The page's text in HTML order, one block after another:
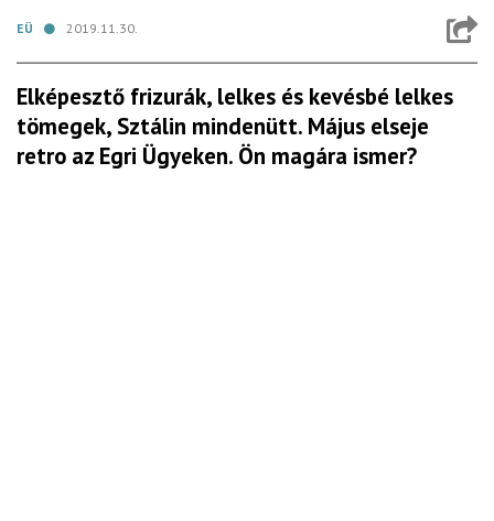
EÜ 2019.11.30.
Elképesztő frizurák, lelkes és kevésbé lelkes
tömegek, Sztálin mindenütt. Május elseje
retro az Egri Ügyeken. Ön magára ismer?